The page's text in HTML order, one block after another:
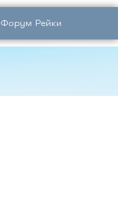
Форум Рейки